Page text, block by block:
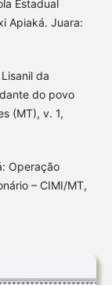
Estadual
Apiaká. Juara:
da
do povo
(MT), v. 1,
Operação
– CIMI/MT,